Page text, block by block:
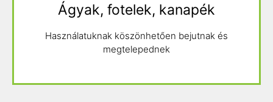
Ágyak, fotelek, kanapék
Használatuknak köszönhetően bejutnak és
megtelepednek